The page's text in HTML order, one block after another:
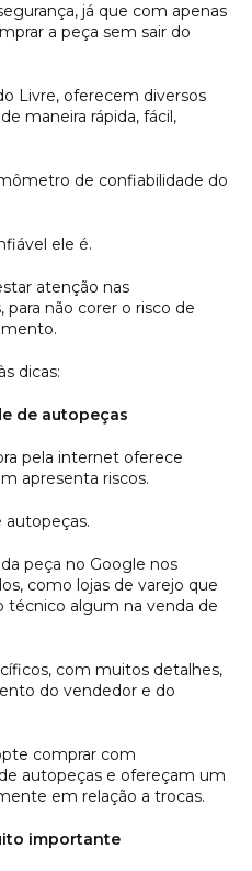
já que com apenas
a peça sem sair do
Livre, oferecem diversos
maneira rápida, fácil,
de confiabilidade do
ele é.
atenção nas
não corer o risco de
dicas:
de autopeças
pela internet oferece
apresenta riscos.
autopeças.
peça no Google nos
como lojas de varejo que
algum na venda de
com muitos detalhes,
do vendedor e do
comprar com
autopeças e ofereçam um
em relação a trocas.
importante